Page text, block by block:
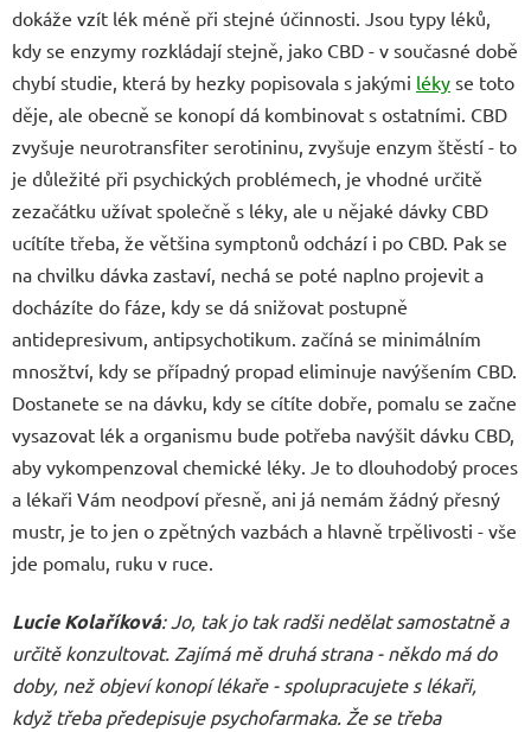
dokáže vzít lék méně při stejné účinnosti. Jsou typy léků,
kdy se enzymy rozkládají stejně, jako CBD - v současné době
chybí studie, která by hezky popisovala s jakými léky se toto
děje, ale obecně se konopí dá kombinovat s ostatními. CBD
zvyšuje neurotransfiter serotininu, zvyšuje enzym štěstí - to
je důležité při psychických problémech, je vhodné určitě
zezačátku užívat společně s léky, ale u nějaké dávky CBD
ucítíte třeba, že většina symptonů odchází i po CBD. Pak se
na chvilku dávka zastaví, nechá se poté naplno projevit a
docházíte do fáze, kdy se dá snižovat postupně
antidepresivum, antipsychotikum. začíná se minimálním
mnosžtví, kdy se případný propad eliminuje navýšením CBD.
Dostanete se na dávku, kdy se cítíte dobře, pomalu se začne
vysazovat lék a organismu bude potřeba navýšit dávku CBD,
aby vykompenzoval chemické léky. Je to dlouhodobý proces
a lékaři Vám neodpoví přesně, ani já nemám žádný přesný
mustr, je to jen o zpětných vazbách a hlavně trpělivosti - vše
jde pomalu, ruku v ruce.
Lucie Kolaříková: Jo, tak jo tak radši nedělat samostatně a
určitě konzultovat. Zajímá mě druhá strana - někdo má do
doby, než objeví konopí lékaře - spolupracujete s lékaři,
když třeba předepisuje psychofarmaka. Že se třeba